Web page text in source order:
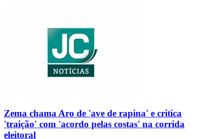
Zema chama Aro de 'ave de rapina' e critica
'traição' com 'acordo pelas costas' na corrida
eleitoral